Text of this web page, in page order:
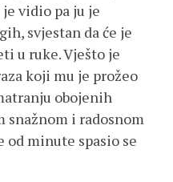
vidio pa ju je
svjestan da će je
u ruke. Vješto je
koji mu je prožeo
obojenih
snažnom i radosnom
od minute spasio se